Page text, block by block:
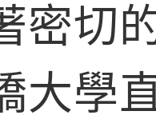
密切
大學